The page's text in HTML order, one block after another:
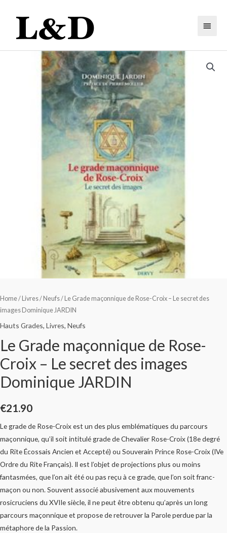
Home/ Livres/ Neufs/ Le Grade maçonnique de Rose-Croix – Le secret des
images Dominique JARDIN
Hauts Grades, Livres, Neufs
Le Grade maçonnique de Rose-
Croix – Le secret des images
Dominique JARDIN
€21.90
Le grade de Rose-Croix est un des plus emblématiques du parcours
maçonnique, qu’il soit intitulé grade de Chevalier Rose-Croix (18e degré
du Rite Écossais Ancien et Accepté) ou Souverain Prince Rose-Croix (IVe
Ordre du Rite Français). Il est l’objet de projections plus ou moins
fantasmées, que l’on ait été ou pas reçu à ce grade, que l’on soit franc-
maçon ou non. Souvent associé abusivement aux mouvements
rosicruciens du XVIIe siècle, il ne peut être obtenu qu’après un long
parcours maçonnique et propose de retrouver la Parole perdue par la
métaphore de la Passion.